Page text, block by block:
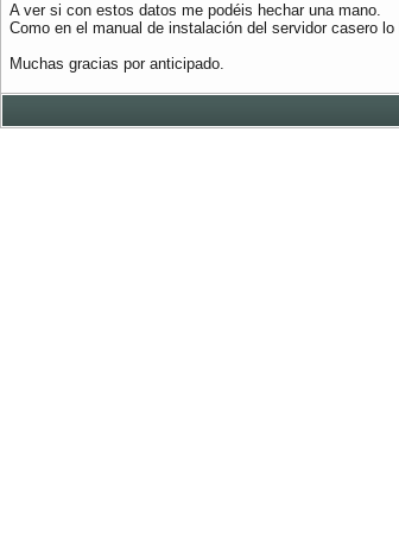
A ver si con estos datos me podéis hechar una mano.
Como en el manual de instalación del servidor casero
Muchas gracias por anticipado.